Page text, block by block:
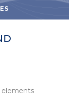
elements